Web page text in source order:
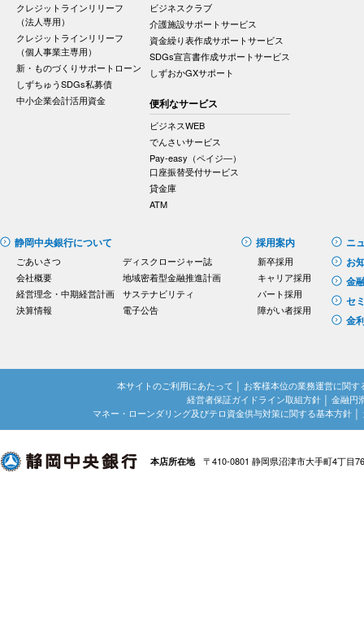
クレジットラインリリーフ
（法人専用）
クレジットラインリリーフ
（個人事業主専用）
新・ものづくりサポートローン
しずちゅうSDGs私募債
中小企業会計活用資金
ビジネスクラブ
介護施設サポートサービス
資金繰り表作成サポートサービス
SDGs宣言書作成サポートサービス
しずおかGXサポート
便利なサービス
ビジネスWEB
でんさいサービス
Pay-easy（ペイジ―）
口座振替受付サービス
貸金庫
ATM
静岡中央銀行について
ごあいさつ
会社概要
経営理念・中期経営計画
決算情報
ディスクロージャー誌
地域密着型金融推進計画
サステナビリティ
電子公告
採用案内
新卒採用
キャリア採用
パート採用
障がい者採用
ニ
お
金
セ
金
本サイトのご利用にあたって │ お客様本位の業務運営に関す
経営者保証ガイドライン取組方針│ 金融円
マネー・ローンダリング及びテロ資金供与対策に関する基本方針 │
本店所在地 〒410-0801 静岡県沼津市大手町4丁目